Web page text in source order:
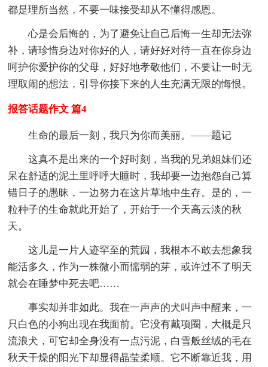
都是理所当然，不要一味接受却从不懂得感恩。
心是会后悔的，为了避免让自己后悔一生却无法弥
补，请珍惜身边对你好的人，请好好对待一直在你身边
呵护你爱护你的父母，好好地孝敬他们，不要让一时无
理取闹的想法，引导你接下来的人生充满无限的悔恨。
报答话题作文 篇4
生命的最后一刻，我只为你而美丽。——题记
这真不是出来的一个好时刻，当我的兄弟姐妹们还
呆在舒适的泥土里呼呼大睡时，我却要一边抱怨自己算
错日子的愚昧，一边努力在这片草地中生存。是的，一
粒种子的生命就此开始了，开始于一个天高云淡的秋
天。
这儿是一片人迹罕至的荒园，我根本不敢去想象我
能活多久，作为一株微小而懦弱的芽，或许过不了明天
就会在睡梦中死去吧……
事实却并非如此。我在一声声的犬叫声中醒来，一
只白色的小狗出现在我面前。它没有戴项圈，大概是只
流浪犬，可它却全身没有一点污泥，白雪般丝绒的毛在
秋天干燥的阳光下却显得晶莹柔顺。它不断靠近我，用